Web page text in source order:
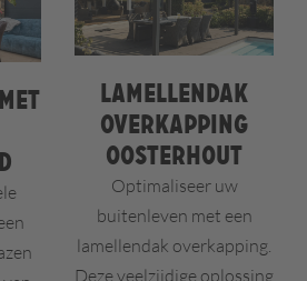
Lamellendak
overkapping
Oosterhout
Optimaliseer uw
buitenleven met een
lamellendak overkapping.
Deze veelzijdige oplossing